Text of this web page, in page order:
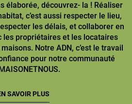
élaborée, découvrez- la ! Réaliser
c’est aussi respecter le lieu,
les délais, et collaborer en
les propriétaires et les locataires
Notre ADN, c’est le travail
pour notre communauté
SAVOIR PLUS